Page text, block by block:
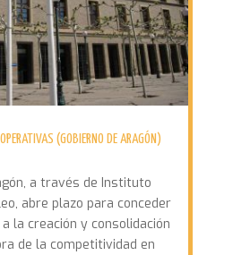
(GOBIERNO DE ARAGÓN)
a través de Instituto
abre plazo para conceder
la creación y consolidación
de la competitividad en